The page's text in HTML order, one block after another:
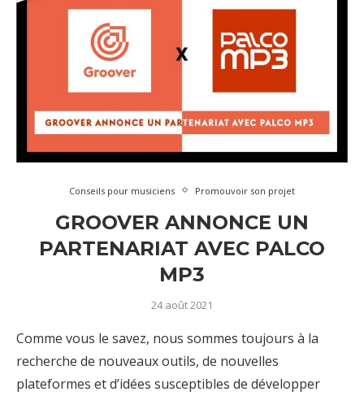
Conseils pour musiciens Promouvoir son projet
GROOVER ANNONCE UN
PARTENARIAT AVEC PALCO
MP3
24 août 2021
Comme vous le savez, nous sommes toujours à la
recherche de nouveaux outils, de nouvelles
plateformes et d’idées susceptibles de développer